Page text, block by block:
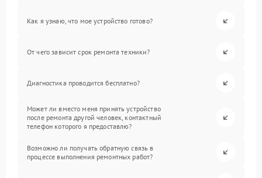
Как я узнаю, что мое устройство готово?
От чего зависит срок ремонта техники?
Диагностика проводится бесплатно?
Может ли вместо меня принять устройство
после ремонта другой человек, контактный
телефон которого я предоставлю?
Возможно ли получать обратную связь в
процессе выполнения ремонтных работ?